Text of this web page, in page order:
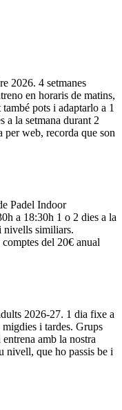
2026. 4 setmanes
en horaris de matins,
pots i adaptarlo a 1
a la setmana durant 2
per web, recorda que son
Padel Indoor
a 18:30h 1 o 2 dies a la
nivells similiars.
del 20€ anual
2026-27. 1 dia fixe a
i tardes. Grups
amb la nostra
nivell, que ho passis be i